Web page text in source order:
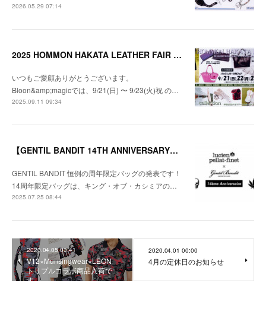
2026.05.29 07:14
2025 HOMMON HAKATA LEATHER FAIR 開催のお知らせ
いつもご愛顧ありがとうございます。
Bloon&amp;magicでは、9/21(日) 〜 9/23(火)祝 の…
2025.09.11 09:34
【GENTIL BANDIT 14TH ANNIVERSARY】限定バッグ発売のお知らせ
GENTIL BANDIT 恒例の周年限定バッグの発表です！
14周年限定バッグは、キング・オブ・カシミアの…
2025.07.25 08:44
2020.04.05 03:41
V12×Munsingwear×LEON
トリプルコラボ商品入荷で
す。
2020.04.01 00:00
4月の定休日のお知らせ